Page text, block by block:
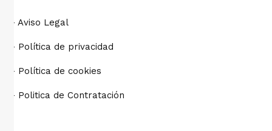
- Aviso Legal
- Política de privacidad
- Política de cookies
- Politica de Contratación